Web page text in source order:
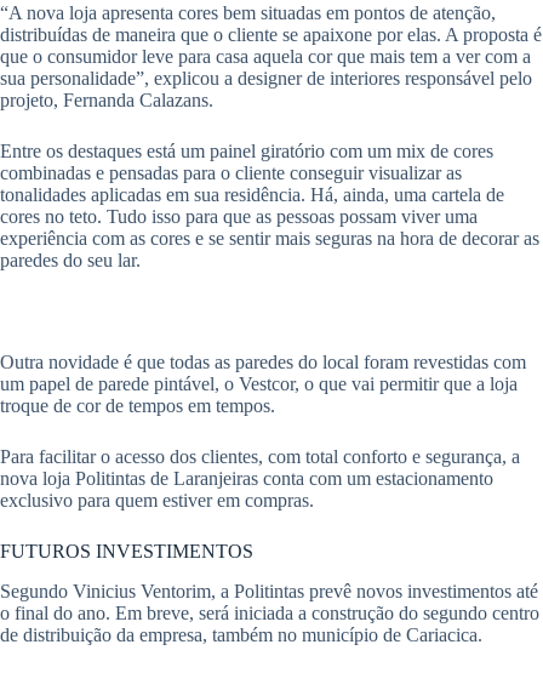
“A nova loja apresenta cores bem situadas em pontos de atenção,
distribuídas de maneira que o cliente se apaixone por elas. A proposta é
que o consumidor leve para casa aquela cor que mais tem a ver com a
sua personalidade”, explicou a designer de interiores responsável pelo
projeto, Fernanda Calazans.
Entre os destaques está um painel giratório com um mix de cores
combinadas e pensadas para o cliente conseguir visualizar as
tonalidades aplicadas em sua residência. Há, ainda, uma cartela de
cores no teto. Tudo isso para que as pessoas possam viver uma
experiência com as cores e se sentir mais seguras na hora de decorar as
paredes do seu lar.
Outra novidade é que todas as paredes do local foram revestidas com
um papel de parede pintável, o Vestcor, o que vai permitir que a loja
troque de cor de tempos em tempos.
Para facilitar o acesso dos clientes, com total conforto e segurança, a
nova loja Politintas de Laranjeiras conta com um estacionamento
exclusivo para quem estiver em compras.
FUTUROS INVESTIMENTOS
Segundo Vinicius Ventorim, a Politintas prevê novos investimentos até
o final do ano. Em breve, será iniciada a construção do segundo centro
de distribuição da empresa, também no município de Cariacica.